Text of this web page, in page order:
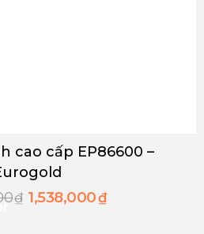
cao cấp EP86600 –
₫ 1,538,000₫